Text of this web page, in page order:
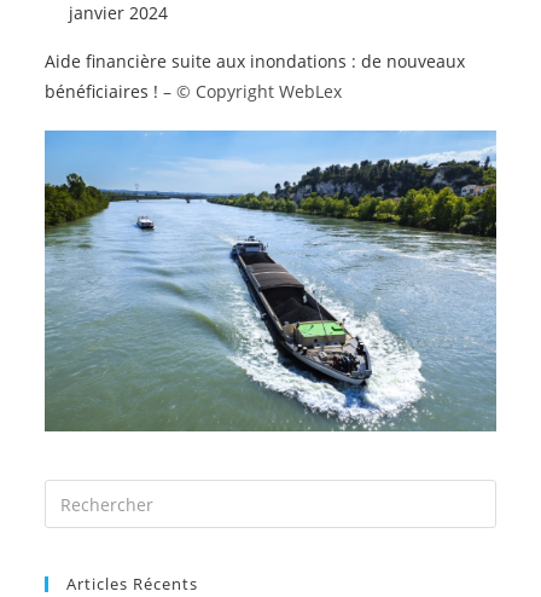
janvier 2024
Aide financière suite aux inondations : de nouveaux
bénéficiaires ! – © Copyright WebLex
Articles Récents